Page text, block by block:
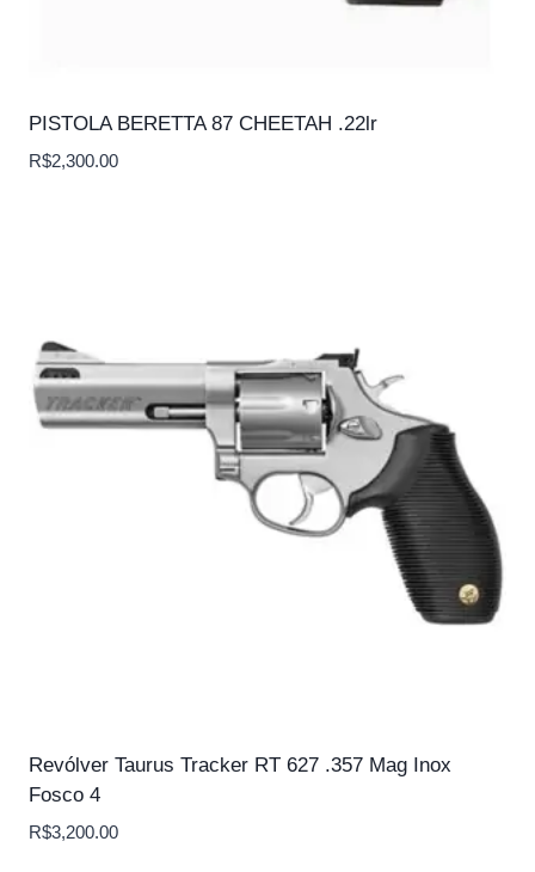
PISTOLA BERETTA 87 CHEETAH .22lr
R$2,300.00
Revólver Taurus Tracker RT 627 .357 Mag Inox
Fosco 4
R$3,200.00